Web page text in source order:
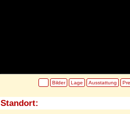
Bilder Lage Ausstattung
Standort: